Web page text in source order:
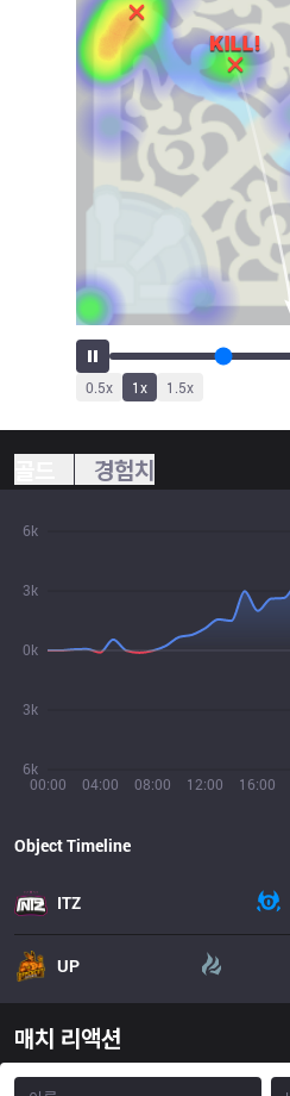
0.5x 1x 1.5x
경험치
00:00 04:00 08:00 12:00 16:00
6k
3k
0k
3k
6k
Object Timeline
ITZ
UP
매치 리액션